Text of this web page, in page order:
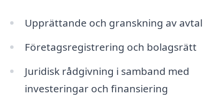
Upprättande och granskning av avtal
Företagsregistrering och bolagsrätt
Juridisk rådgivning i samband med
investeringar och finansiering